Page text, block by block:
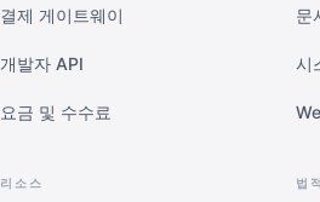
결제 게이트웨이
개발자 API
요금 및 수수료
문
시
리소스 법